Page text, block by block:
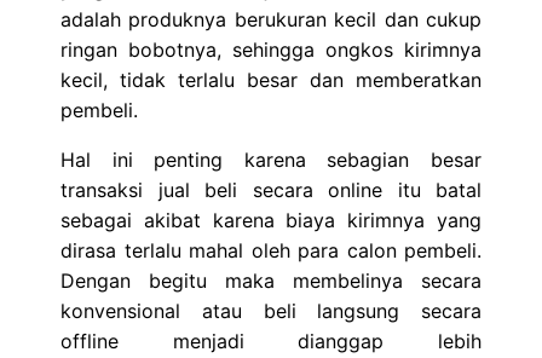
adalah produknya berukuran kecil dan cukup
ringan bobotnya, sehingga ongkos kirimnya
kecil, tidak terlalu besar dan memberatkan
pembeli.
Hal ini penting karena sebagian besar
transaksi jual beli secara online itu batal
sebagai akibat karena biaya kirimnya yang
dirasa terlalu mahal oleh para calon pembeli.
Dengan begitu maka membelinya secara
konvensional atau beli langsung secara
offline menjadi dianggap lebih